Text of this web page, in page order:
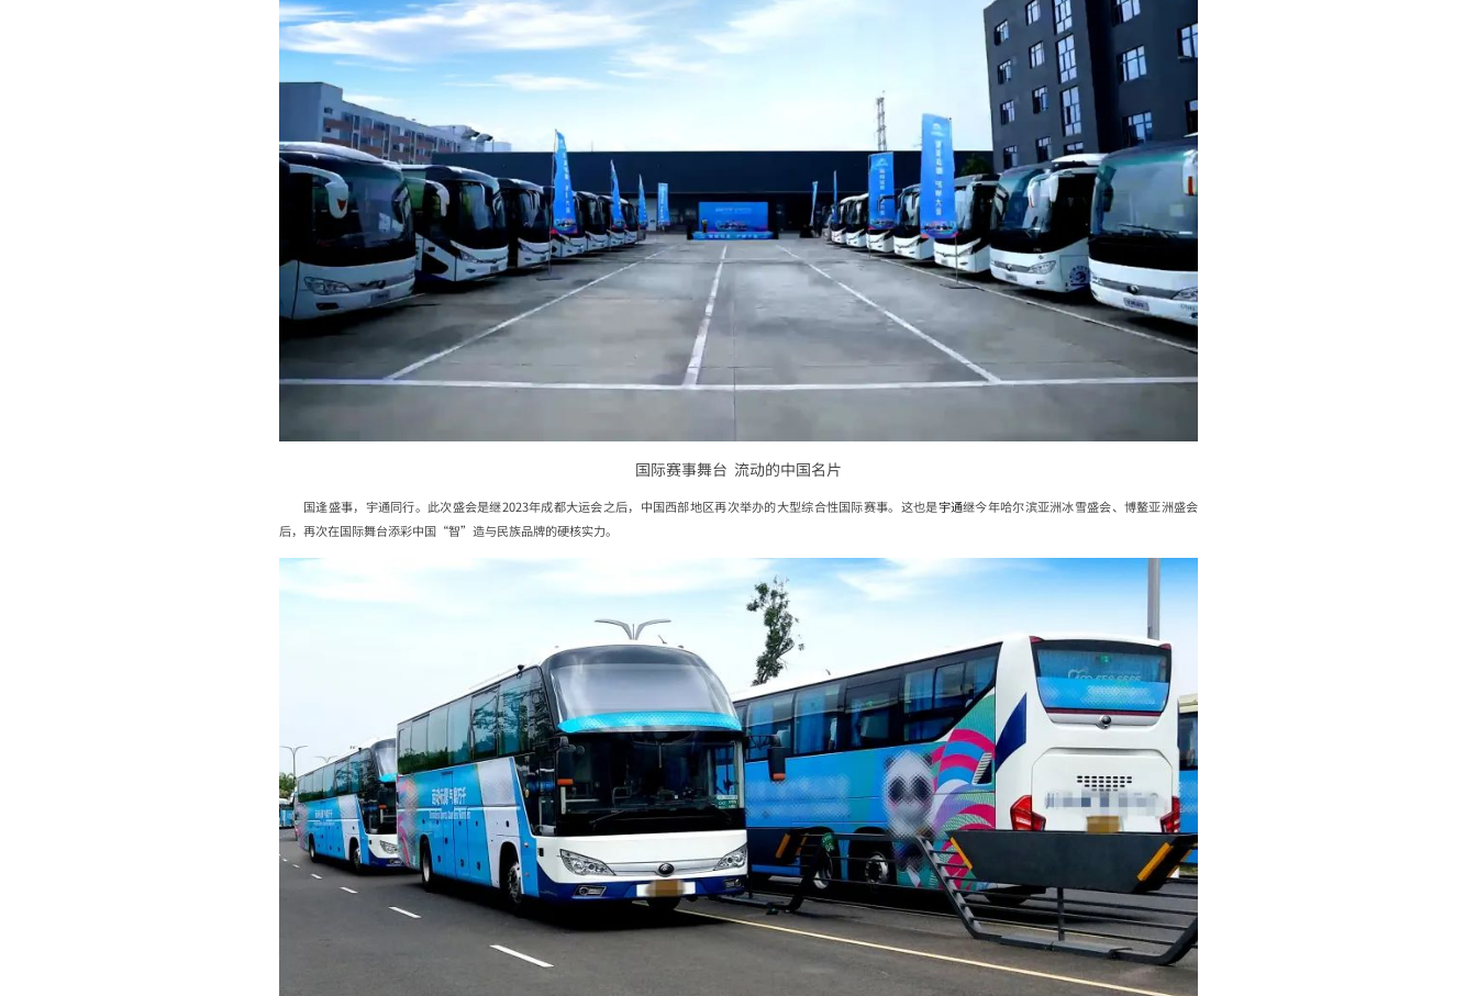
国际赛事舞台 流动的中国名片
国逢盛事，宇通同行。此次盛会是继2023年成都大运会之后，中国西部地区再次举办的大型综合性国际赛事。这也是宇通继今年哈尔滨亚洲冰雪盛会、博鳌亚洲盛会
后，再次在国际舞台添彩中国“智”造与民族品牌的硬核实力。